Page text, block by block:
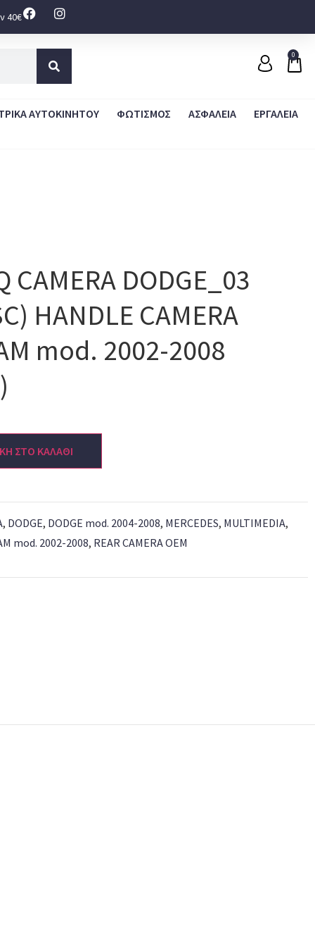
40€
0
ΑΥΤΟΚΙΝΗΤΟΥ ΦΩΤΙΣΜΟΣ ΑΣΦΑΛΕΙΑ ΕΡΓΑΛΕΙΑ
CAMERA DODGE_03
HANDLE CAMERA
mod. 2002-2008
ΣΤΟ ΚΑΛΑΘΙ
, DODGE, DODGE mod. 2004-2008, MERCEDES, MULTIMEDIA,
mod. 2002-2008, REAR CAMERA OEM